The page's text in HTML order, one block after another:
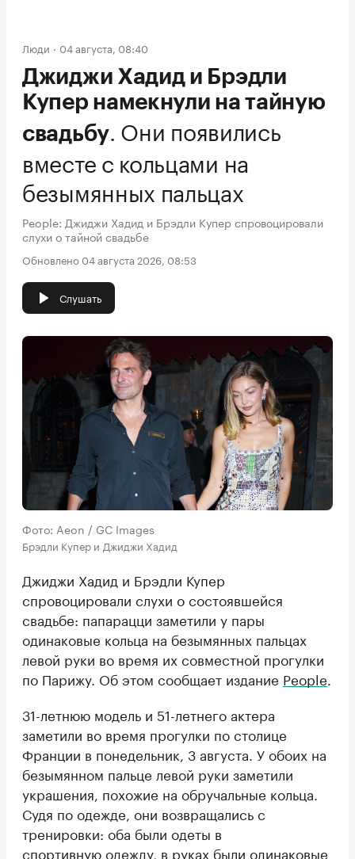
Люди 04 августа, 08:40
Джиджи Хадид и Брэдли
Купер намекнули на тайную
свадьбу. Они появились
вместе с кольцами на
безымянных пальцах
People: Джиджи Хадид и Брэдли Купер спровоцировали
слухи о тайной свадьбе
Обновлено 04 августа 2026, 08:53
Слушать
Фото: Aeon / GC Images
Брэдли Купер и Джиджи Хадид
Джиджи Хадид и Брэдли Купер
спровоцировали слухи о состоявшейся
свадьбе: папарацци заметили у пары
одинаковые кольца на безымянных пальцах
левой руки во время их совместной прогулки
по Парижу. Об этом сообщает издание People
31-летнюю модель и 51-летнего актера
заметили во время прогулки по столице
Франции в понедельник, 3 августа. У обоих на
безымянном пальце левой руки заметили
украшения, похожие на обручальные кольца.
Судя по одежде, они возвращались с
тренировки: оба были одеты в
спортивную одежду, в руках были одинаковые